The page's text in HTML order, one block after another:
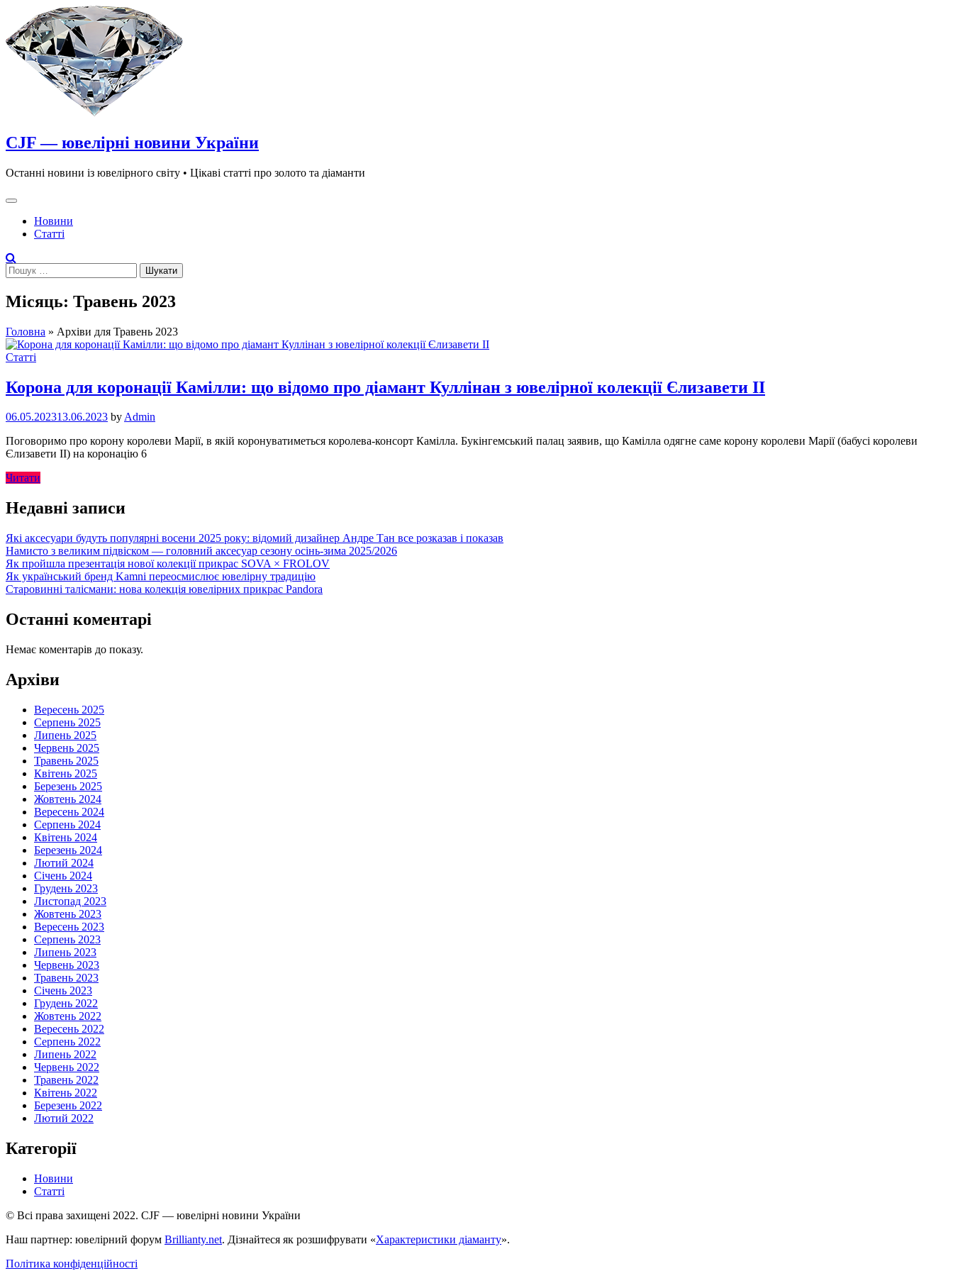
content
CJF — ювелірні новини України
Останні новини із ювелірного світу • Цікаві статті про золото та діаманти
Новини
Статті
Пошук:
Місяць: Травень 2023
Головна » Архіви для Травень 2023
Статті
Корона для коронації Камілли: що відомо про діамант Куллінан з ювелірної колекції Єлизавети II
06.05.202313.06.2023 byAdmin
Поговоримо про корону королеви Марії, в якій коронуватиметься королева-консорт Камілла. Букінгемський палац заявив, що Камілла одягне саме корону королеви Марії (бабусі королеви
Єлизавети II) на коронацію 6
Читати
Недавні записи
Які аксесуари будуть популярні восени 2025 року: відомий дизайнер Андре Тан все розказав і показав
Намисто з великим підвіском — головний аксесуар сезону осінь-зима 2025/2026
Як пройшла презентація нової колекції прикрас SOVA × FROLOV
Як український бренд Kamni переосмислює ювелірну традицію
Старовинні талісмани: нова колекція ювелірних прикрас Pandora
Останні коментарі
Немає коментарів до показу.
Архіви
Вересень 2025
Серпень 2025
Липень 2025
Червень 2025
Травень 2025
Квітень 2025
Березень 2025
Жовтень 2024
Вересень 2024
Серпень 2024
Квітень 2024
Березень 2024
Лютий 2024
Січень 2024
Грудень 2023
Листопад 2023
Жовтень 2023
Вересень 2023
Серпень 2023
Липень 2023
Червень 2023
Травень 2023
Січень 2023
Грудень 2022
Жовтень 2022
Вересень 2022
Серпень 2022
Липень 2022
Червень 2022
Травень 2022
Квітень 2022
Березень 2022
Лютий 2022
Категорії
Новини
Статті
© Всі права захищені 2022. CJF — ювелірні новини України
Наш партнер: ювелірний форум Brillianty.net. Дізнайтеся як розшифрувати «Характеристики діаманту».
Політика конфіденційності